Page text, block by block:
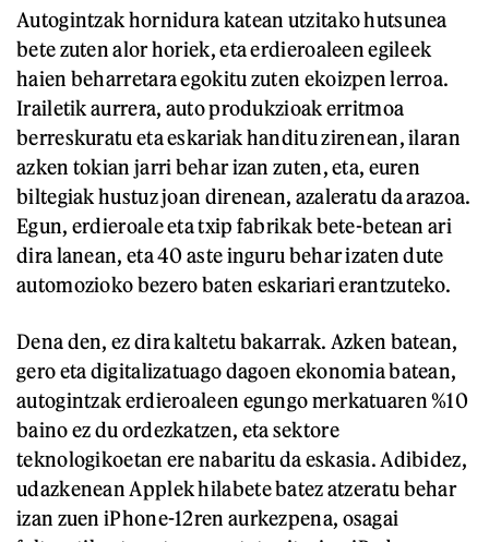
Autogintzak hornidura katean utzitako hutsunea
bete zuten alor horiek, eta erdieroaleen egileek
haien beharretara egokitu zuten ekoizpen lerroa.
Irailetik aurrera, auto produkzioak erritmoa
berreskuratu eta eskariak handitu zirenean, ilaran
azken tokian jarri behar izan zuten, eta, euren
biltegiak hustuz joan direnean, azaleratu da arazoa.
Egun, erdieroale eta txip fabrikak bete-betean ari
dira lanean, eta 40 aste inguru behar izaten dute
automozioko bezero baten eskariari erantzuteko.
Dena den, ez dira kaltetu bakarrak. Azken batean,
gero eta digitalizatuago dagoen ekonomia batean,
autogintzak erdieroaleen egungo merkatuaren %10
baino ez du ordezkatzen, eta sektore
teknologikoetan ere nabaritu da eskasia. Adibidez,
udazkenean Applek hilabete batez atzeratu behar
izan zuen iPhone-12ren aurkezpena, osagai